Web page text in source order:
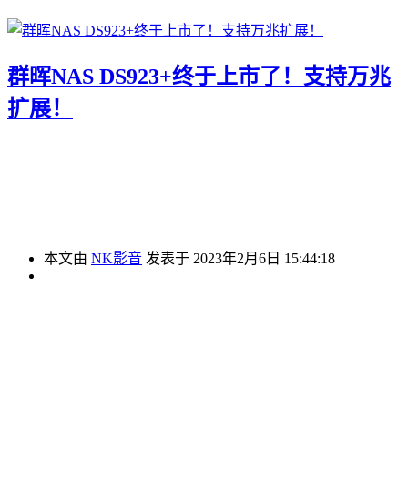
群晖NAS DS923+终于上市了！支持万兆
扩展！
本文由 NK影音 发表于 2023年2月6日 15:44:18